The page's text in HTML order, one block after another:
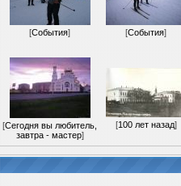
[События] [События]
[Сегодня вы любитель,
завтра - мастер]
[100 лет назад]